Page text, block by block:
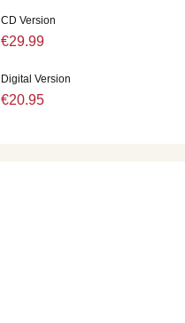
CD Version
€29.99
Digital Version
€20.95